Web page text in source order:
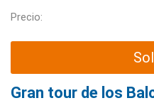
Precio:
Gran tour de los